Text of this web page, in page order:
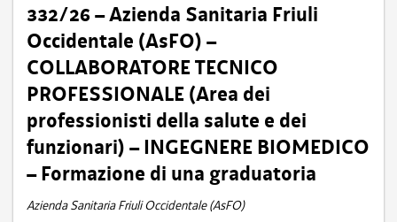
332/26 – Azienda Sanitaria Friuli
Occidentale (AsFO) –
COLLABORATORE TECNICO
PROFESSIONALE (Area dei
professionisti della salute e dei
funzionari) – INGEGNERE BIOMEDICO
– Formazione di una graduatoria
Azienda Sanitaria Friuli Occidentale (AsFO)